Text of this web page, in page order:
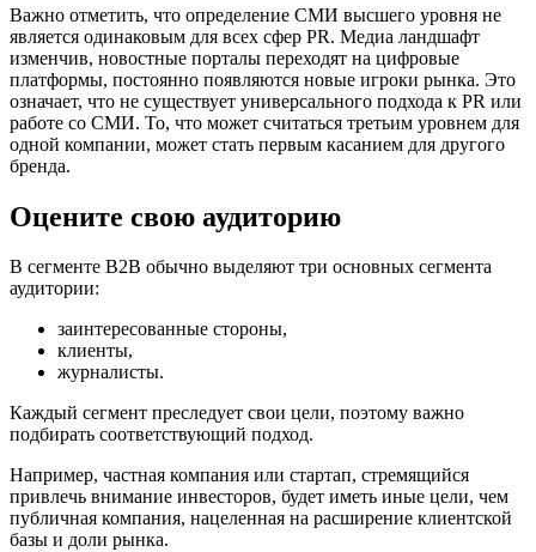
Важно отметить, что определение СМИ высшего уровня не
является одинаковым для всех сфер PR. Медиа ландшафт
изменчив, новостные порталы переходят на цифровые
платформы, постоянно появляются новые игроки рынка. Это
означает, что не существует универсального подхода к PR или
работе со СМИ. То, что может считаться третьим уровнем для
одной компании, может стать первым касанием для другого
бренда.
Оцените свою аудиторию
В сегменте B2B обычно выделяют три основных сегмента
аудитории:
заинтересованные стороны,
клиенты,
журналисты.
Каждый сегмент преследует свои цели, поэтому важно
подбирать соответствующий подход.
Например, частная компания или стартап, стремящийся
привлечь внимание инвесторов, будет иметь иные цели, чем
публичная компания, нацеленная на расширение клиентской
базы и доли рынка.